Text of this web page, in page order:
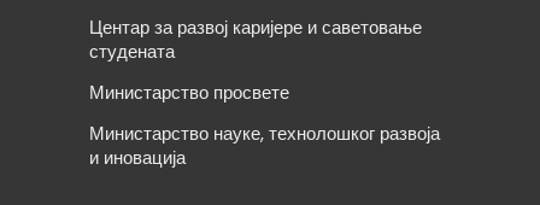
Центар за развој каријере и саветовање
студената
Министарство просвете
Министарство науке, технолошког развоја
и иновација